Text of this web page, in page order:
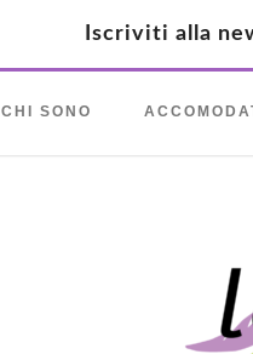
CHI SONO
Iscriviti alla